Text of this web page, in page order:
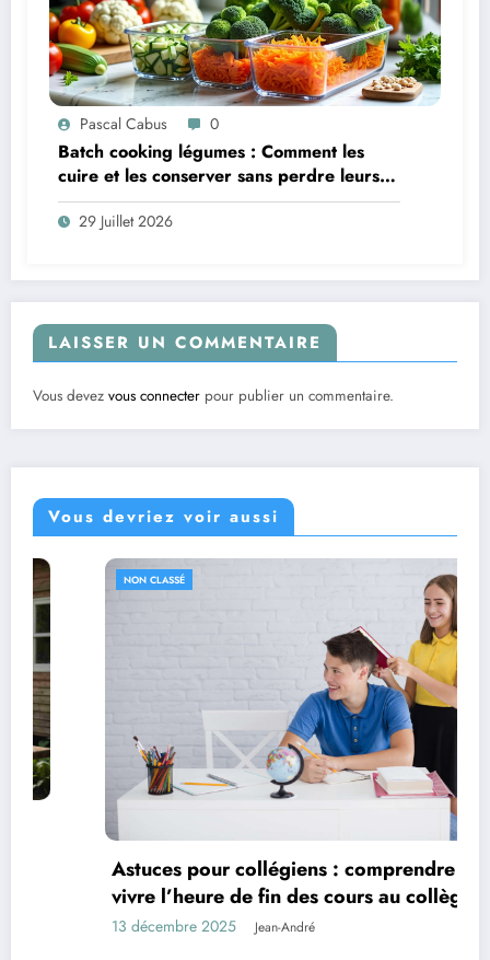
Pascal Cabus 0
Batch cooking légumes : Comment les
cuire et les conserver sans perdre leurs
vitamines ?
29 Juillet 2026
LAISSER UN COMMENTAIRE
Vous devez vous connecter pour publier un commentaire.
Vous devriez voir aussi
Astuces pour collégiens : comprendre et bien
vivre l’heure de fin des cours au collège
13 décembre 2025 Jean-André